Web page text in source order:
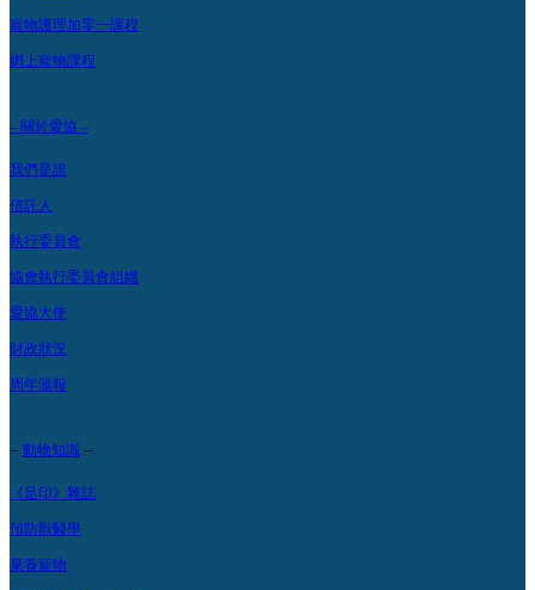
寵物護理加零一課程
網上寵物課程
– 關於愛協 –
我們是誰
信託人
執行委員會
協會執行委員會組織
愛協大使
財政狀況
周年滙報
– 動物知識 –
《足印》雜誌
預防獸醫學
棄養寵物